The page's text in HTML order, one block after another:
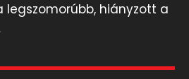
legszomorúbb, hiányzott a